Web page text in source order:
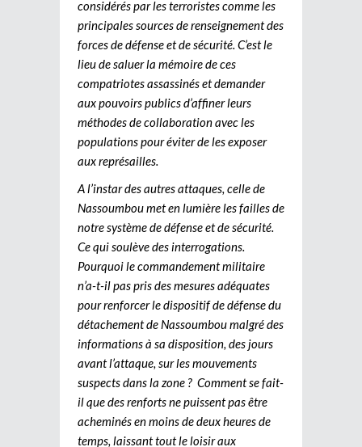
considérés par les terroristes comme les
principales sources de renseignement des
forces de défense et de sécurité. C’est le
lieu de saluer la mémoire de ces
compatriotes assassinés et demander
aux pouvoirs publics d’affiner leurs
méthodes de collaboration avec les
populations pour éviter de les exposer
aux représailles.
A l’instar des autres attaques, celle de
Nassoumbou met en lumière les failles de
notre système de défense et de sécurité.
Ce qui soulève des interrogations.
Pourquoi le commandement militaire
n’a-t-il pas pris des mesures adéquates
pour renforcer le dispositif de défense du
détachement de Nassoumbou malgré des
informations à sa disposition, des jours
avant l’attaque, sur les mouvements
suspects dans la zone ? Comment se fait-
il que des renforts ne puissent pas être
acheminés en moins de deux heures de
temps, laissant tout le loisir aux